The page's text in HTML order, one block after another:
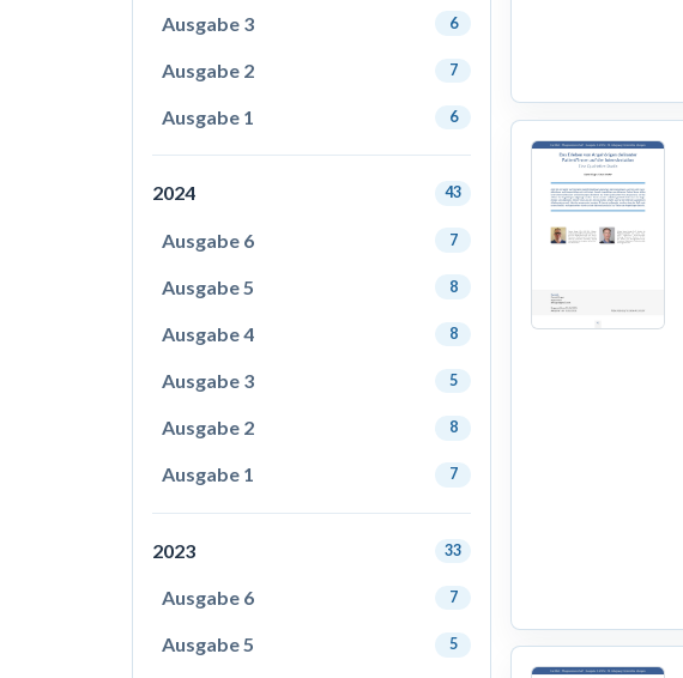
Ausgabe 3 6
Ausgabe 2 7
Ausgabe 1 6
2024 43
Ausgabe 6 7
Ausgabe 5 8
Ausgabe 4 8
Ausgabe 3 5
Ausgabe 2 8
Ausgabe 1 7
2023 33
Ausgabe 6 7
Ausgabe 5 5